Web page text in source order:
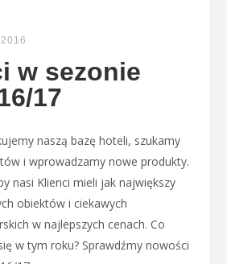
w sezonie
17
naszą bazę hoteli, szukamy
i wprowadzamy nowe produkty.
nasi Klienci mieli jak największy
obiektów i ciekawych
w najlepszych cenach. Co
w tym roku? Sprawdźmy nowości